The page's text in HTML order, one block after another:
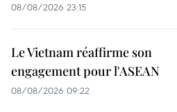
08/08/2026 23:15
Le Vietnam réaffirme son
engagement pour l'ASEAN
08/08/2026 09:22